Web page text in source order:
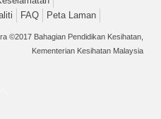
FAQ Peta Laman
©2017 Bahagian Pendidikan Kesihatan,
Kementerian Kesihatan Malaysia